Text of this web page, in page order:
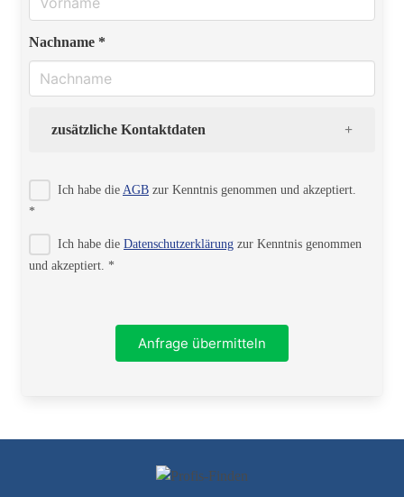
Nachname *
zusätzliche Kontaktdaten
Ich habe die AGB zur Kenntnis genommen und akzeptiert.
*
Ich habe die Datenschutzerklärung zur Kenntnis genommen
und akzeptiert. *
Anfrage übermitteln